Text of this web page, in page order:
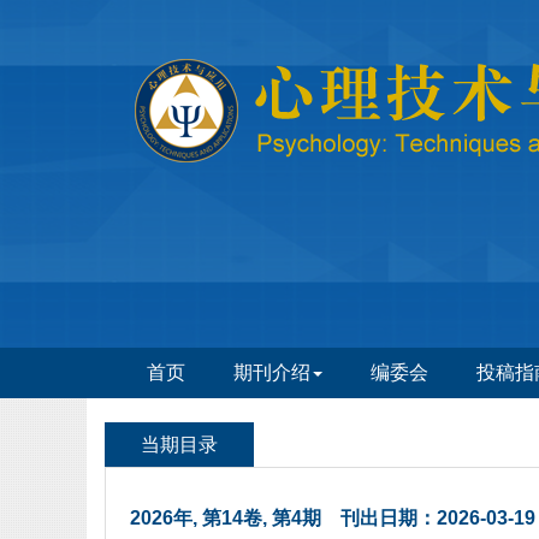
2026年, 第14卷, 第4期 刊出日期：2026-03-19